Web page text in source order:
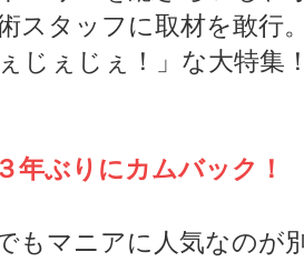
スタッフに取材を敢行
じぇじぇ！」な大特集
年ぶりにカムバック
もマニアに人気なのが